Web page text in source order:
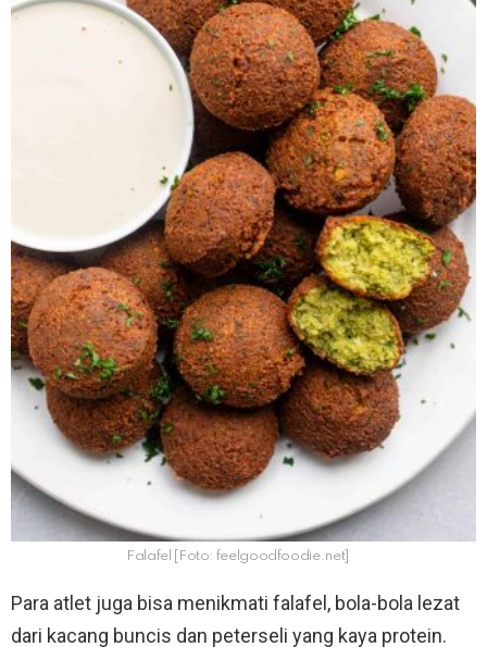
Falafel [Foto: feelgoodfoodie.net]
Para atlet juga bisa menikmati falafel, bola-bola lezat
dari kacang buncis dan peterseli yang kaya protein.